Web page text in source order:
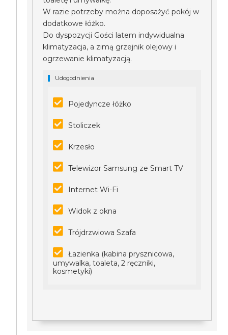
W razie potrzeby można doposażyć pokój w
dodatkowe łóżko.
Do dyspozycji Gości latem indywidualna
klimatyzacja, a zimą grzejnik olejowy i
ogrzewanie klimatyzacją.
Udogodnienia
Pojedyncze łóżko
Stoliczek
Krzesło
Telewizor Samsung ze Smart TV
Internet Wi-Fi
Widok z okna
Trójdrzwiowa Szafa
Łazienka (kabina prysznicowa,
umywalka, toaleta, 2 ręczniki,
kosmetyki)